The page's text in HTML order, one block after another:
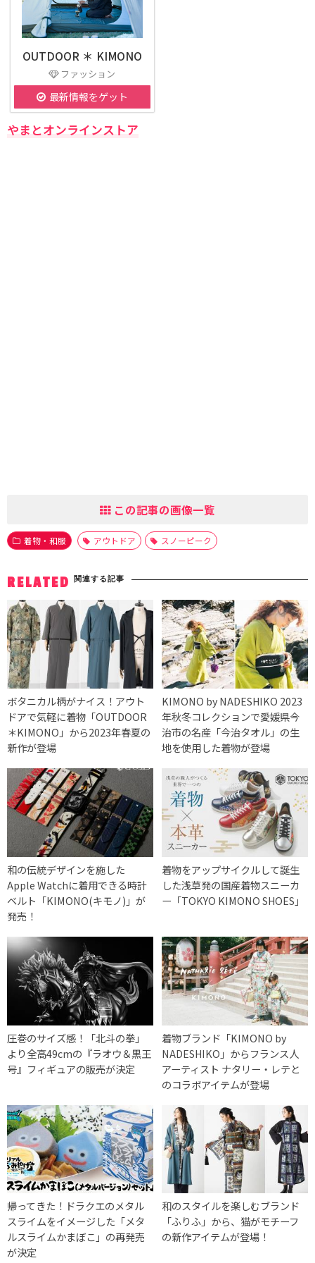
OUTDOOR ＊ KIMONO
ファッション
最新情報をゲット
やまとオンラインストア
この記事の画像一覧
着物・和服 アウトドア スノーピーク
RELATED 関連する記事
ボタニカル柄がナイス！アウト
ドアで気軽に着物「OUTDOOR
＊KIMONO」から2023年春夏の
新作が登場
KIMONO by NADESHIKO 2023
年秋冬コレクションで愛媛県今
治市の名産「今治タオル」の生
地を使用した着物が登場
和の伝統デザインを施した
Apple Watchに着用できる時計
ベルト「KIMONO(キモノ)」が
発売！
着物をアップサイクルして誕生
した浅草発の国産着物スニーカ
ー「TOKYO KIMONO SHOES」
圧巻のサイズ感！「北斗の拳」
より全高49cmの『ラオウ＆黒王
号』フィギュアの販売が決定
着物ブランド「KIMONO by
NADESHIKO」からフランス人
アーティスト ナタリー・レテと
のコラボアイテムが登場
帰ってきた！ドラクエのメタル
スライムをイメージした「メタ
ルスライムかまぼこ」の再発売
が決定
和のスタイルを楽しむブランド
「ふりふ」から、猫がモチーフ
の新作アイテムが登場！